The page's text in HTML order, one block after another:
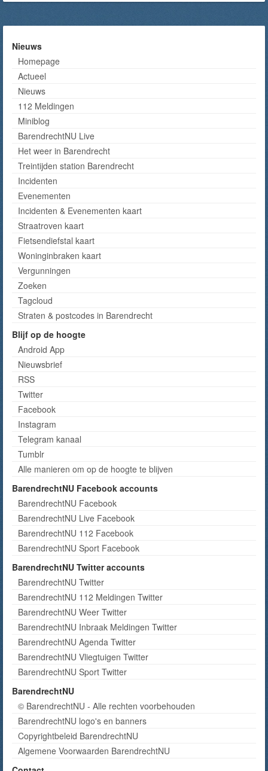
Nieuws
Homepage
Actueel
Nieuws
112 Meldingen
Miniblog
BarendrechtNU Live
Het weer in Barendrecht
Treintijden station Barendrecht
Incidenten
Evenementen
Incidenten & Evenementen kaart
Straatroven kaart
Fietsendiefstal kaart
Woninginbraken kaart
Vergunningen
Zoeken
Tagcloud
Straten & postcodes in Barendrecht
Blijf op de hoogte
Android App
Nieuwsbrief
RSS
Twitter
Facebook
Instagram
Telegram kanaal
Tumblr
Alle manieren om op de hoogte te blijven
BarendrechtNU Facebook accounts
BarendrechtNU Facebook
BarendrechtNU Live Facebook
BarendrechtNU 112 Facebook
BarendrechtNU Sport Facebook
BarendrechtNU Twitter accounts
BarendrechtNU Twitter
BarendrechtNU 112 Meldingen Twitter
BarendrechtNU Weer Twitter
BarendrechtNU Inbraak Meldingen Twitter
BarendrechtNU Agenda Twitter
BarendrechtNU Vliegtuigen Twitter
BarendrechtNU Sport Twitter
BarendrechtNU
© BarendrechtNU - Alle rechten voorbehouden
BarendrechtNU logo's en banners
Copyrightbeleid BarendrechtNU
Algemene Voorwaarden BarendrechtNU